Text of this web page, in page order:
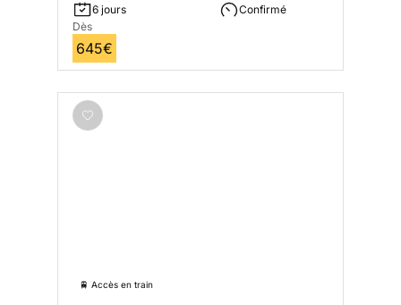
6 jours
Confirmé
Dès
645€
🚆 Accès en train